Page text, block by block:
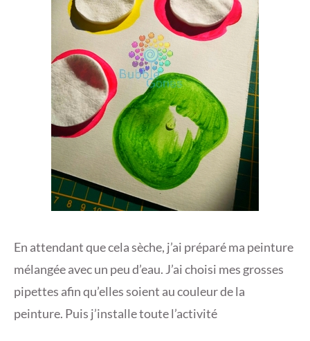
En attendant que cela sèche, j’ai préparé ma peinture
mélangée avec un peu d’eau. J’ai choisi mes grosses
pipettes afin qu’elles soient au couleur de la
peinture. Puis j’installe toute l’activité